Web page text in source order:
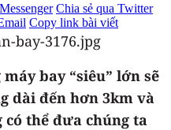
Chia sẻ qua Twitter
Copy link bài viết
bay “siêu” lớn sẽ
dài đến hơn 3km và
có thể đưa chúng ta